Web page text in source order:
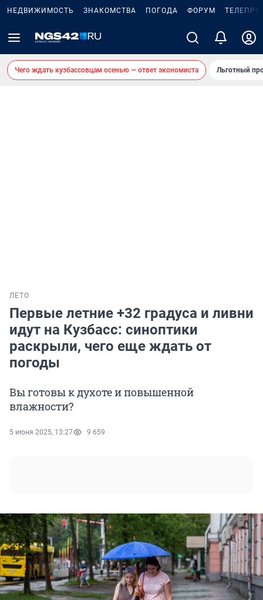
НЕДВИЖИМОСТЬ ЗНАКОМСТВА ПОГОДА ФОРУМ
Чего ждать кузбассовцам осенью — ответ экономиста Льготный
ЛЕТО
Первые летние +32 градуса и ливни
идут на Кузбасс: синоптики
раскрыли, чего еще ждать от
погоды
Вы готовы к духоте и повышенной
влажности?
5 июня 2025, 13:27 9 659